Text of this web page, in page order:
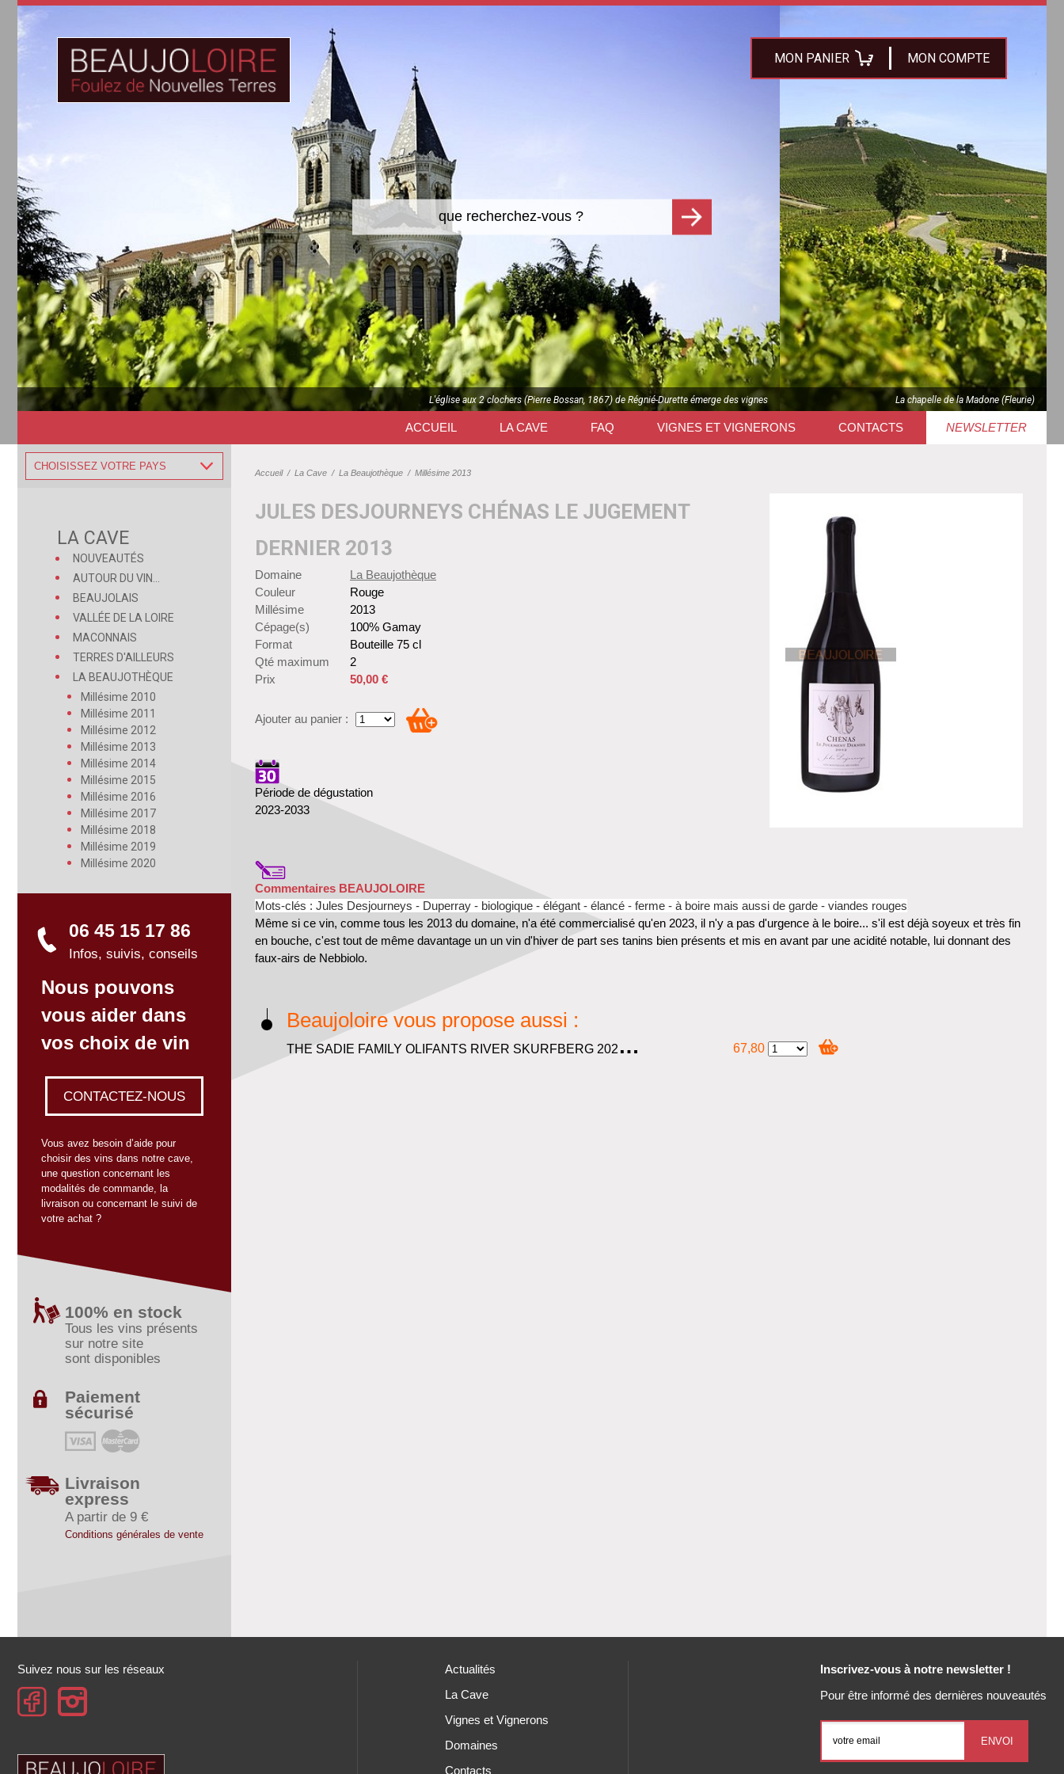
MON PANIER MON COMPTE
L'église aux 2 clochers (Pierre Bossan, 1867) de Régnié-Durette émerge des vignes La chapelle de la Madone (Fleurie)
ACCUEIL LA CAVE FAQ VIGNES ET VIGNERONS CONTACTS NEWSLETTER
CHOISISSEZ VOTRE PAYS
LA CAVE
NOUVEAUTÉS
AUTOUR DU VIN...
BEAUJOLAIS
VALLÉE DE LA LOIRE
MACONNAIS
TERRES D'AILLEURS
LA BEAUJOTHÈQUE
Millésime 2010
Millésime 2011
Millésime 2012
Millésime 2013
Millésime 2014
Millésime 2015
Millésime 2016
Millésime 2017
Millésime 2018
Millésime 2019
Millésime 2020
06 45 15 17 86
Infos, suivis, conseils
Nous pouvons
vous aider dans
vos choix de vin
CONTACTEZ-NOUS
Vous avez besoin d’aide pour
choisir des vins dans notre cave,
une question concernant les
modalités de commande, la
livraison ou concernant le suivi de
votre achat ?
100% en stock
Tous les vins présents
sur notre site
sont disponibles
Paiement
sécurisé
Livraison
express
A partir de 9 €
Conditions générales de vente
Accueil/ La Cave / La Beaujothèque / Millésime 2013
JULES DESJOURNEYS CHÉNAS LE JUGEMENT
DERNIER 2013
Domaine
La Beaujothèque
Couleur
Rouge
Millésime
2013
Cépage(s)
100% Gamay
Format
Bouteille 75 cl
Qté maximum
2
Prix
50,00 €
Ajouter au panier :
Période de dégustation
2023-2033
Commentaires BEAUJOLOIRE
Mots-clés : Jules Desjourneys - Duperray - biologique - élégant - élancé - ferme - à boire mais aussi de garde - viandes rouges
Même si ce vin, comme tous les 2013 du domaine, n'a été commercialisé qu'en 2023, il n'y a pas d'urgence à le boire... s'il est déjà soyeux et très fin
en bouche, c'est tout de même davantage un un vin d'hiver de part ses tanins bien présents et mis en avant par une acidité notable, lui donnant des
faux-airs de Nebbiolo.
Beaujoloire vous propose aussi :
T
HE SADIE FAMILY OLIFANTS RIVER SKURFBERG 2024Afrique du Sud 67,80
Actualités
La Cave
Vignes et Vignerons
Domaines
Contacts
Suivez nous sur les réseaux
Inscrivez-vous à notre newsletter !
Pour être informé des dernières nouveautés